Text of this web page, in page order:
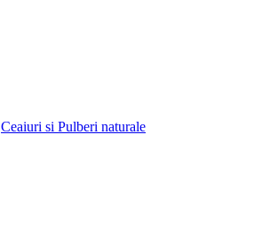
Ceaiuri si Pulberi naturale